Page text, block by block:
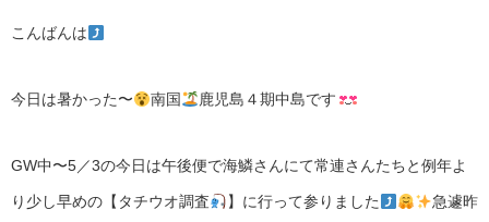
こんばんは
今日は暑かった〜 南国 鹿児島４期中島です
GW中〜5／3の今日は午後便で海鱗さんにて常連さんたちと例年よ
り少し早めの【タチウオ調査 】に行って参りました 急遽昨